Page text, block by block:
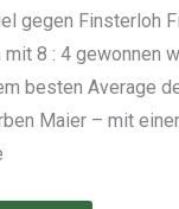
gegen Finsterloh
mit 8 : 4 gewonnen
besten Average
Maier – mit